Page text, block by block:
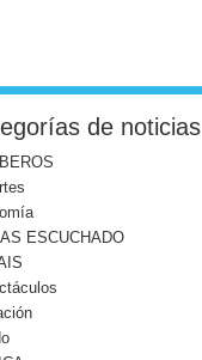
de noticias
ESCUCHADO